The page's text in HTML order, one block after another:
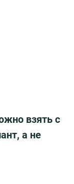
взять с
а не